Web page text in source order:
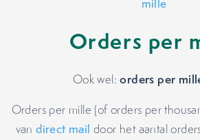
mille
Orders per
Ook wel:orders per
Orders per mille (of orders per
vandirect mail door het aantal